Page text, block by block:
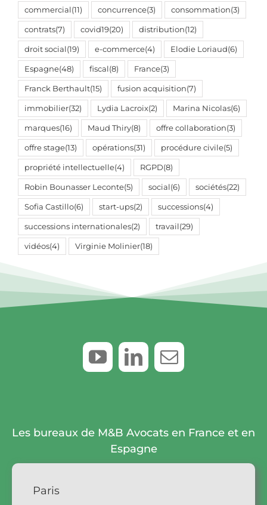
commercial(11) concurrence(3) consommation(3)
contrats(7) covid19(20) distribution(12)
droit social(19) e-commerce(4) Elodie Loriaud(6)
Espagne(48) fiscal(8) France(3)
Franck Berthault(15) fusion acquisition(7)
immobilier(32) Lydia Lacroix(2) Marina Nicolas(6)
marques(16) Maud Thiry(8) offre collaboration(3)
offre stage(13) opérations(31) procédure civile(5)
propriété intellectuelle(4) RGPD(8)
Robin Bounasser Leconte(5) social(6) sociétés(22)
Sofia Castillo(6) start-ups(2) successions(4)
successions internationales(2) travail(29)
vidéos(4) Virginie Molinier(18)
Les bureaux de M&B Avocats en France et en
Espagne
Paris